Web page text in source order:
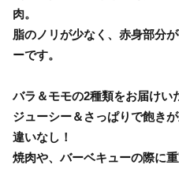
肉。
脂のノリが少なく、赤身部分
ーです。
バラ＆モモの2種類をお届けい
ジューシー＆さっぱりで飽き
違いなし！
焼肉や、バーベキューの際に